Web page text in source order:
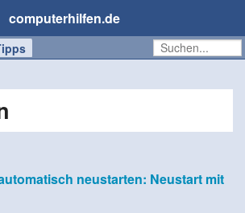
computerhilfen.de
neustarten: Neustart mit